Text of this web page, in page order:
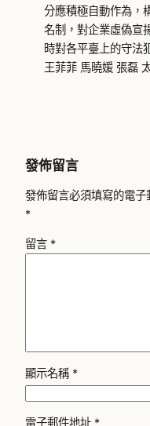
分應積極自動作為，
名制，對企業虛偽宣
時對各平臺上的守法
王菲菲 馬曉媛 張磊
發佈留言
發佈留言必須填寫的電子
*
留言 *
顯示名稱 *
電子郵件地址 *